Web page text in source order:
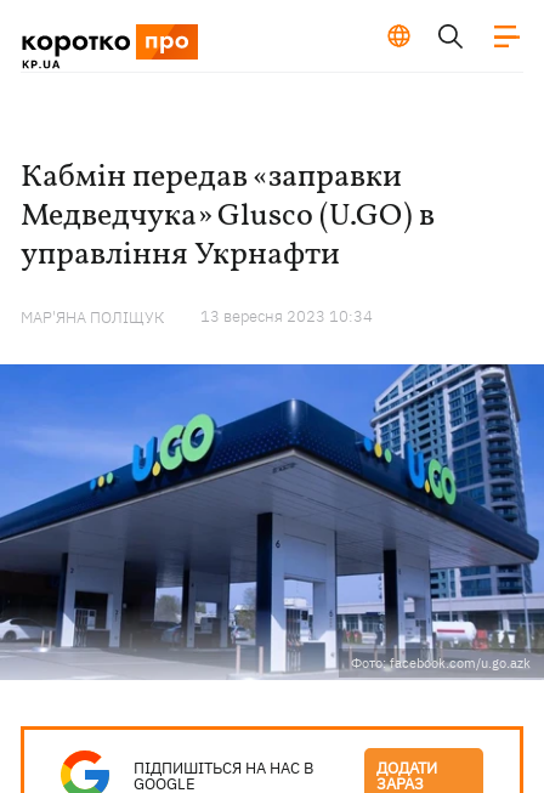
Кабмін передав «заправки
Медведчука» Glusco (U.GO) в
управління Укрнафти
МАР'ЯНА ПОЛІЩУК 13 вересня 2023 10:34
Фото: facebook.com/u.go.azk
ПІДПИШІТЬСЯ НА НАС В
GOOGLE
ДОДАТИ
ЗАРАЗ